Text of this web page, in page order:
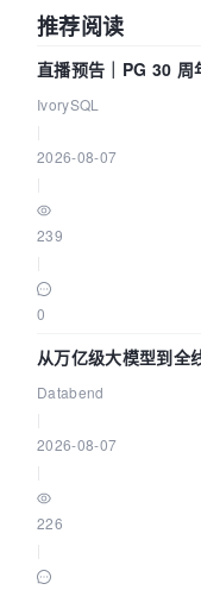
推荐阅读
直播预告｜PG 30 周
核——我们改得动吗
IvorySQL
2026-08-07
239
0
从万亿级大模型到
企业构建全链路
Databend
2026-08-07
226